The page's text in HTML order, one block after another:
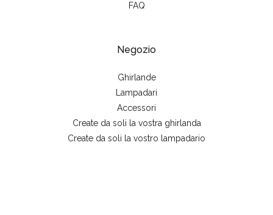
FAQ
Negozio
Ghirlande
Lampadari
Accessori
Create da soli la vostra ghirlanda
Create da soli la vostro lampadario